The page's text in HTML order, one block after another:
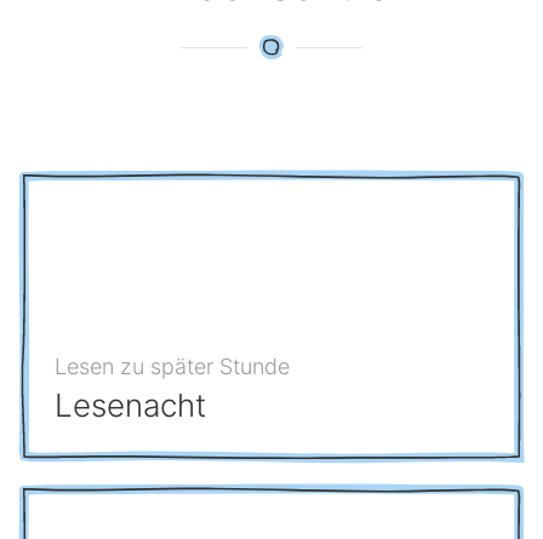
Lesen zu später Stunde
Lesenacht